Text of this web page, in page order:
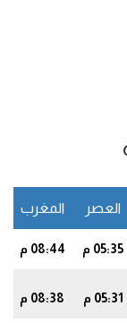
العصر المغرب
05:35 م 08:44 م
05:31 م 08:38 م